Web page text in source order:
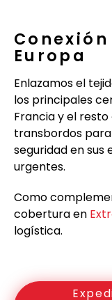
Europa
Enlazamos el
los principales
Francia y el
transbordos
seguridad en
urgentes.
Como
cobertura en
logística.